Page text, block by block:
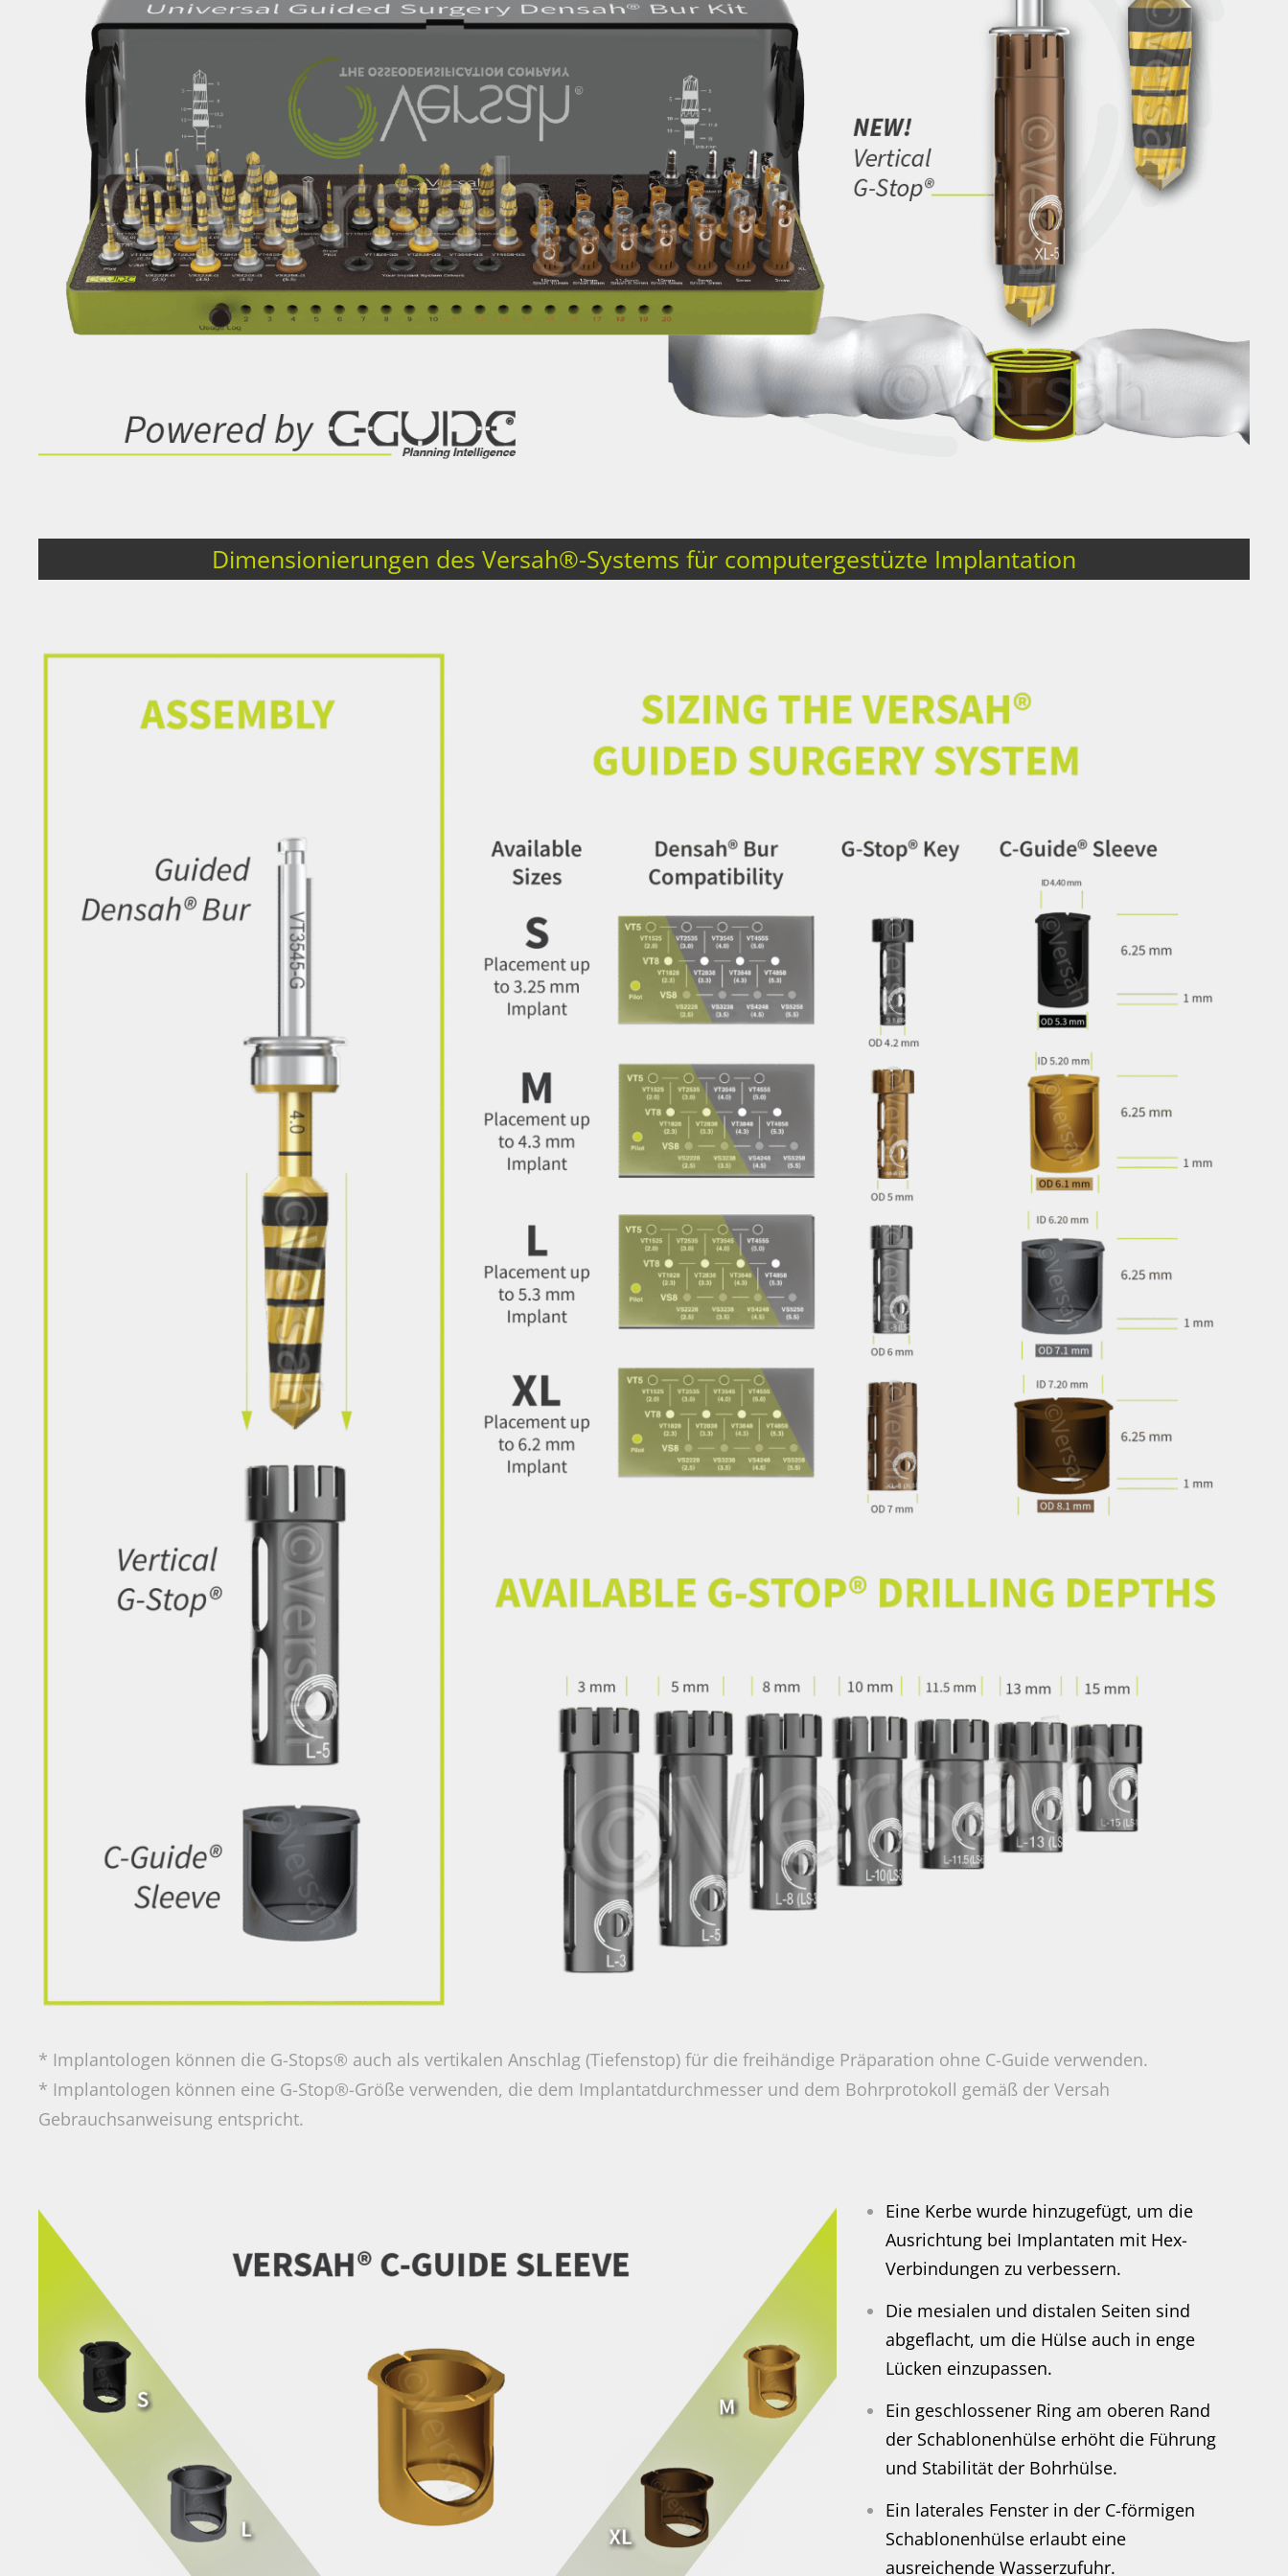
Dimensionierungen des Versah®-Systems für computergestüzte Implantation
* Implantologen können die G-Stops® auch als vertikalen Anschlag (Tiefenstop) für die freihändige Präparation ohne C-Guide verwenden.
* Implantologen können eine G-Stop®-Größe verwenden, die dem Implantatdurchmesser und dem Bohrprotokoll gemäß der Versah
Gebrauchsanweisung entspricht.
Eine Kerbe wurde hinzugefügt, um die
Ausrichtung bei Implantaten mit Hex-
Verbindungen zu verbessern.
Die mesialen und distalen Seiten sind
abgeflacht, um die Hülse auch in enge
Lücken einzupassen.
Ein geschlossener Ring am oberen Rand
der Schablonenhülse erhöht die Führung
und Stabilität der Bohrhülse.
Ein laterales Fenster in der C-förmigen
Schablonenhülse erlaubt eine
ausreichende Wasserzufuhr.